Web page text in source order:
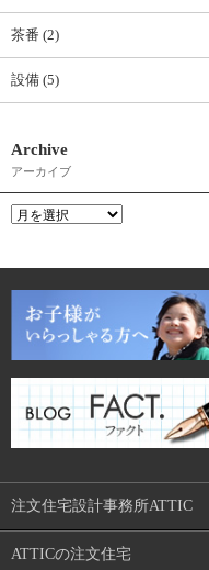
茶番 (2)
設備 (5)
Archive
アーカイブ
注文住宅設計事務所ATTIC
ATTICの注文住宅